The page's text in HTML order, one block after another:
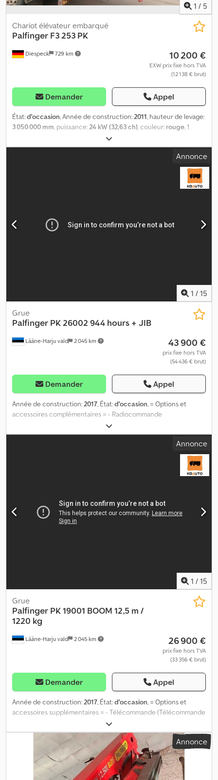
1 / 5
Diespeck 729 km
Chariot élévateur embarqué
Palfinger F3 253 PK
10 200 €
EXW prix fixe hors TVA
(12 138 € brut)
Demander Appel
État:d'occasion, Année de construction:2011, hauteur de levage:
3 050 000 mm, puissance:24 kW (32,63 ch), couleur: rouge, 1
siège Poids propre : 2 122 kg Capacité nominale : 2 500 kg Dsdpfx
Anetrwf Rj Ejck Sous réserve d’erreurs
Annonce
1 / 15
Lääne-Harju vald 2 045 km
Grue
Palfinger PK 26002 944 hours + JIB
43 900 €
prix fixe hors TVA
(54 436 € brut)
Demander Appel
Année de construction:2017, État:d'occasion, = Options et
accessoires complémentaires = - Radiocommande
(radiocommande pour l'équipement de grue) = Remarques =
Dedpfxjy Iwx Hs An Eock Informations complémentaires : PK
26002 ANNÉE 2017 – 944 heures / flèche 12,2 m / 1700 kg + JIB 19,2
m / 770 kg Portée : 19,2 m Capacité de levage maximale en bout
d’application : Transport de marchandises Numéro de série :
Annonce
1 / 15
Lääne-Harju vald 2 045 km
Grue
Palfinger PK 19001 BOOM 12,5 m /
1220 kg
26 900 €
prix fixe hors TVA
(33 356 € brut)
Demander Appel
Année de construction:2017, État:d'occasion, = Options et
accessoires supplémentaires = - Télécommande (Télécommande
pour l’accessoire grue) = Remarques = Capacité de levage
maximale en bout de flèche : 1220 kg Portée : 12,5 m Dsdpfoykyv
Ejx An Eeck = Informations complémentaires = Neuf : Non
Domaine d’application : Transport de marchandises Numéro de
série : 100398617
Annonce